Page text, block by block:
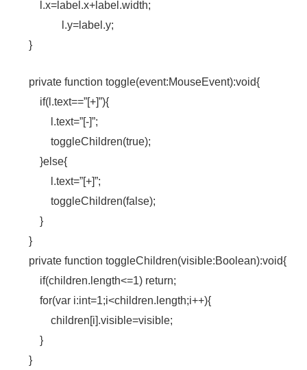
l.x=label.x+label.width;
l.y=label.y;
}
private function toggle(event:MouseEvent):void{
if(l.text==”[+]”){
l.text=”[-]”;
toggleChildren(true);
}else{
l.text=”[+]”;
toggleChildren(false);
}
}
private function toggleChildren(visible:Boolean):void{
if(children.length<=1) return;
for(var i:int=1;i<children.length;i++){
children[i].visible=visible;
}
}